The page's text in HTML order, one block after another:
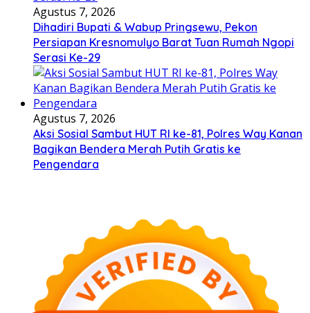
Agustus 7, 2026
Dihadiri Bupati & Wabup Pringsewu, Pekon
Persiapan Kresnomulyo Barat Tuan Rumah Ngopi
Serasi Ke-29
Agustus 7, 2026
Aksi Sosial Sambut HUT RI ke-81, Polres Way Kanan
Bagikan Bendera Merah Putih Gratis ke
Pengendara